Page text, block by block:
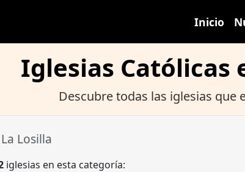
Inicio
Iglesias Católicas
Descubre todas las iglesias que
La Losilla
iglesias en esta categoría: